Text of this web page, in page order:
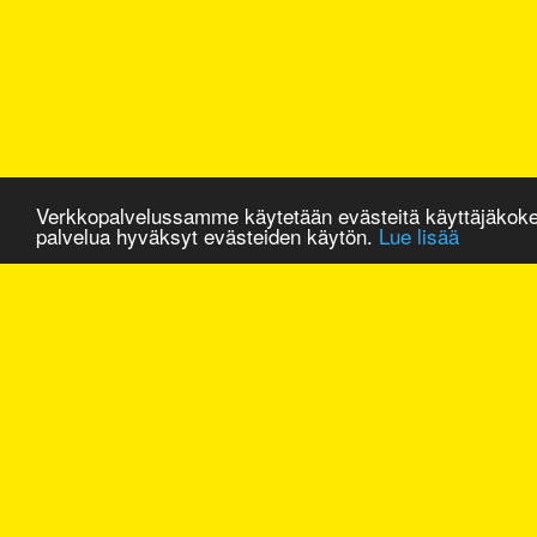
Verkkopalvelussamme käytetään evästeitä
palvelua hyväksyt evästeiden käytön. Lue lisää